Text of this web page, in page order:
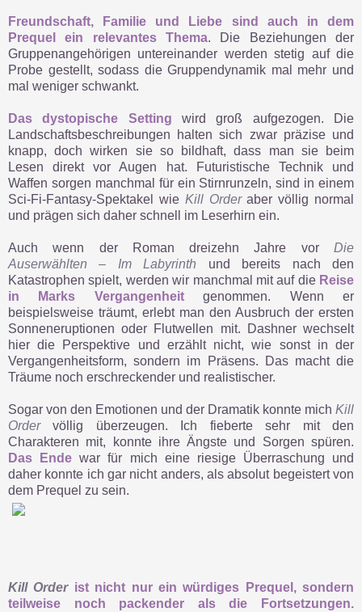
Freundschaft, Familie und Liebe sind auch in dem
Prequel ein relevantes Thema. Die Beziehungen der
Gruppenangehörigen untereinander werden stetig auf die
Probe gestellt, sodass die Gruppendynamik mal mehr und
mal weniger schwankt.
Das dystopische Setting wird groß aufgezogen. Die
Landschaftsbeschreibungen halten sich zwar präzise und
knapp, doch wirken sie so bildhaft, dass man sie beim
Lesen direkt vor Augen hat. Futuristische Technik und
Waffen sorgen manchmal für ein Stirnrunzeln, sind in einem
Sci-Fi-Fantasy-Spektakel wie Kill Orderaber völlig normal
und prägen sich daher schnell im Leserhirn ein.
Auch wenn der Roman dreizehn Jahre vor Die
Auserwählten – Im Labyrinth und bereits nach den
Katastrophen spielt, werden wir manchmal mit auf die Reise
in Marks Vergangenheitgenommen. Wenn er
beispielsweise träumt, erlebt man den Ausbruch der ersten
Sonneneruptionen oder Flutwellen mit. Dashner wechselt
hier die Perspektive und erzählt nicht, wie sonst in der
Vergangenheitsform, sondern im Präsens. Das macht die
Träume noch erschreckender und realistischer.
Sogar von den Emotionen und der Dramatik konnte mich Kill
Ordervöllig überzeugen. Ich fieberte sehr mit den
Charakteren mit, konnte ihre Ängste und Sorgen spüren.
Das Ende war für mich eine riesige Überraschung und
daher konnte ich gar nicht anders, als absolut begeistert von
dem Prequel zu sein.
Kill Orderist nicht nur ein würdiges Prequel, sondern
teilweise noch packender als die Fortsetzungen.